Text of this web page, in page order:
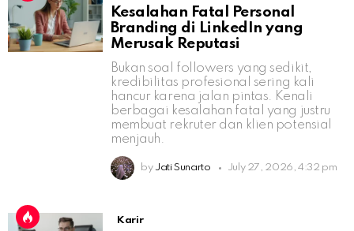
Kesalahan Fatal Personal
Branding di LinkedIn yang
Merusak Reputasi
Bukan soal followers yang sedikit,
kredibilitas profesional sering kali
hancur karena jalan pintas. Kenali
berbagai kesalahan fatal yang justru
membuat rekruter dan klien potensial
menjauh.
by Jati Sunarto July 27, 2026, 4:32 pm
Karir